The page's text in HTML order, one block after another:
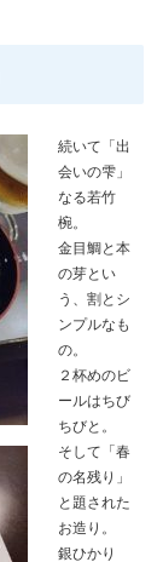
続いて「出
会いの雫」
なる若竹
椀。
金目鯛と本
の芽とい
う、割とシ
ンプルなも
の。
２杯めのビ
ールはちび
ちびと。
そして「春
の名残り」
と題された
お造り。
銀ひかり